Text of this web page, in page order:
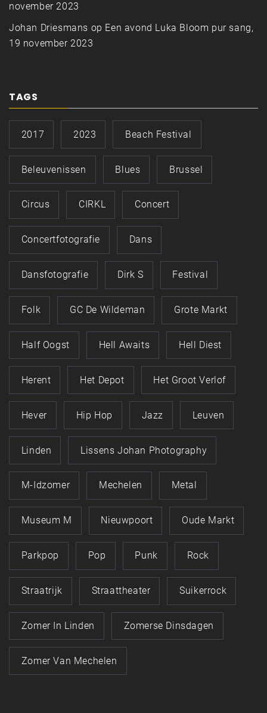
november 2023
Johan Driesmans op Een avond Luka Bloom pur sang,
19 november 2023
TAGS
2017 2023 Beach Festival
Beleuvenissen Blues Brussel
Circus CIRKL Concert
Concertfotografie Dans
Dansfotografie Dirk S Festival
Folk GC De Wildeman Grote Markt
Half Oogst Hell Awaits Hell Diest
Herent Het Depot Het Groot Verlof
Hever Hip Hop Jazz Leuven
Linden Lissens Johan Photography
M-Idzomer Mechelen Metal
Museum M Nieuwpoort Oude Markt
Parkpop Pop Punk Rock
Straatrijk Straattheater Suikerrock
Zomer In Linden Zomerse Dinsdagen
Zomer Van Mechelen